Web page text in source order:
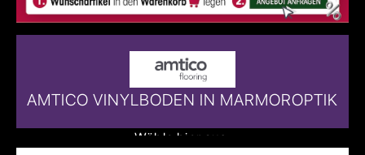
AMTICO VINYLBODEN IN MARMOROPTIK
Wähle hier aus: